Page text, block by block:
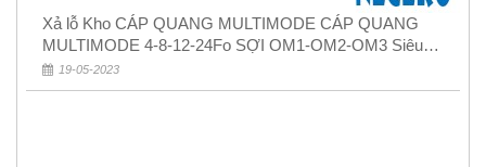
Xả lỗ Kho CÁP QUANG MULTIMODE CÁP QUANG
MULTIMODE 4-8-12-24Fo SỢI OM1-OM2-OM3 Siêu
Rẻ 5k
19-05-2023